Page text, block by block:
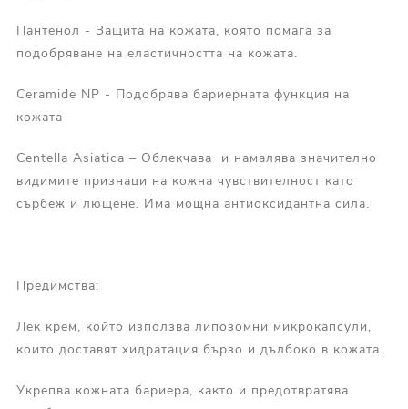
Пантенол - Защита на кожата, която помага за
подобряване на еластичността на кожата.
Ceramide NP - Подобрява бариерната функция на
кожата
Centella Asiatica – Облекчава и намалява значително
видимите признаци на кожна чувствителност като
сърбеж и лющене. Има мощна антиоксидантна сила.
Предимства:
Лек крем, който използва липозомни микрокапсули,
които доставят хидратация бързо и дълбоко в кожата.
Укрепва кожната бариера, както и предотвратява